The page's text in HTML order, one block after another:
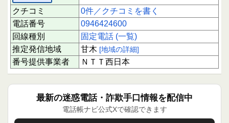
クチコミ
0件／クチコミを書く
電話番号
0946424600
回線種別
固定電話 (一覧)
推定発信地域
甘木 [地域の詳細]
番号提供事業者 ＮＴＴ西日本
最新の迷惑電話・詐欺手口情報を配信中
電話帳ナビ公式Xで確認できます